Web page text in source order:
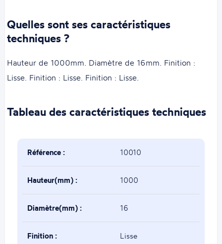
Quelles sont ses caractéristiques
techniques ?
Hauteur de 1000mm. Diamètre de 16mm. Finition :
Lisse. Finition : Lisse. Finition : Lisse.
Tableau des caractéristiques techniques
Référence : 10010
Hauteur(mm) : 1000
Diamètre(mm) : 16
Finition : Lisse